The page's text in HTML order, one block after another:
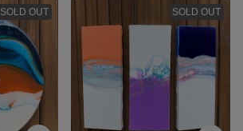
SOLD OUT SOLD OUT